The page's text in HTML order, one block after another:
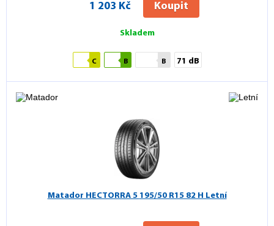
1 203 Kč Koupit
Skladem
C B B 71 dB
Matador HECTORRA 5 195/50 R15 82 H Letní